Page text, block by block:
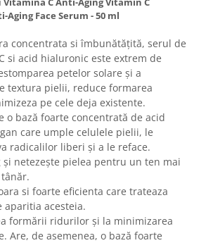
Face Serum - 50 ml
concentrata si îmbunătățită, serul de
si acid hialuronic este extrem de
petelor solare și a
textura pielii, reduce formarea
pe cele deja existente.
o bază foarte concentrată de acid
care umple celulele pielii, le
radicalilor liberi și a le reface.
și netezește pielea pentru un ten mai
si foarte eficienta care trateaza
aparitia acesteia.
formării ridurilor și la minimizarea
Are, de asemenea, o bază foarte